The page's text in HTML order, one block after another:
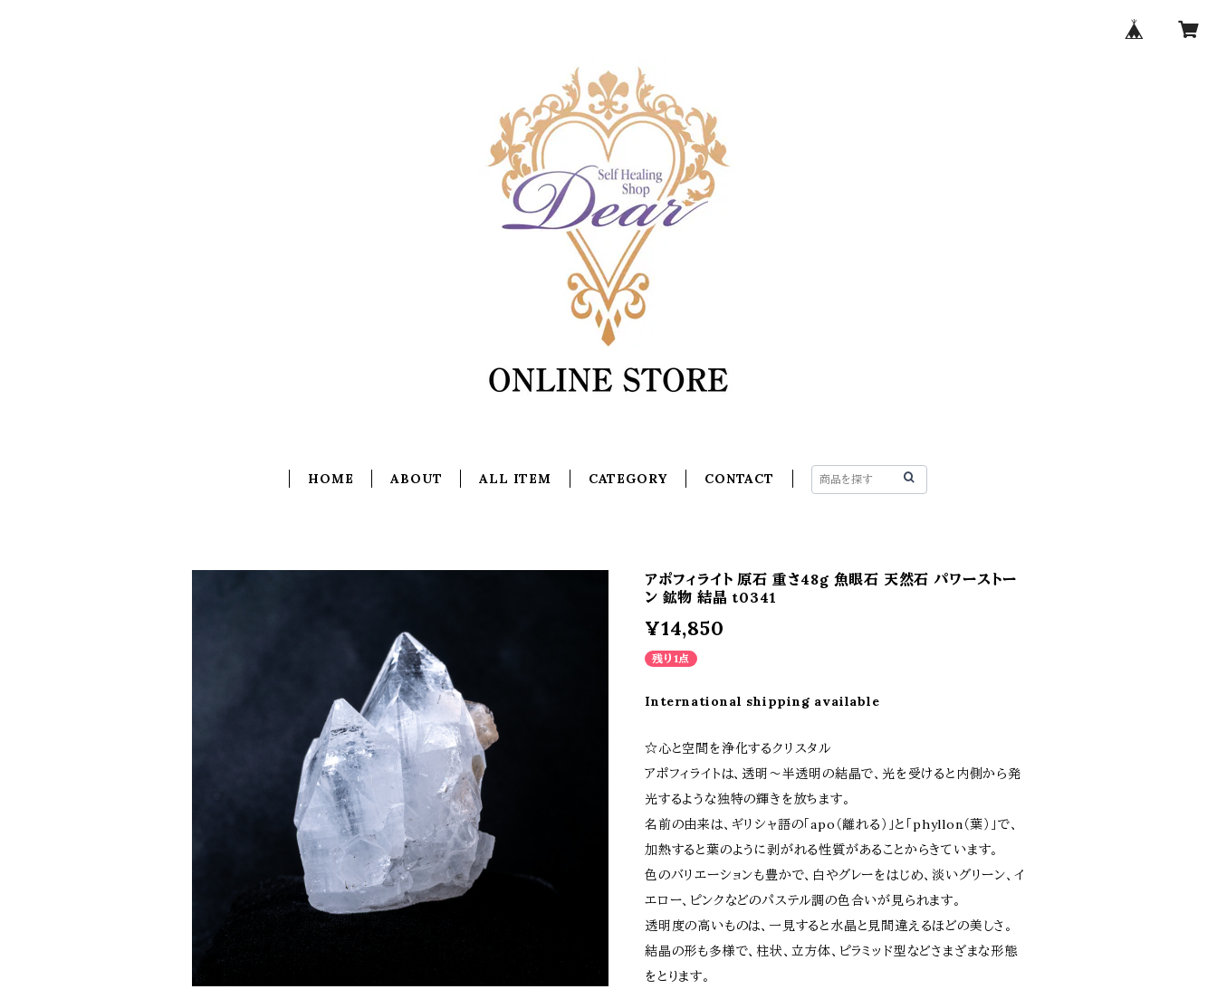
HOME ABOUT ALL ITEM CATEGORY CONTACT
アポフィライト 原石 重さ48g 魚眼石 天然石 パワーストー
ン 鉱物 結晶 t0341
¥14,850
残り1点
International shipping available
☆心と空間を浄化するクリスタル
アポフィライトは、透明～半透明の結晶で、光を受けると内側から発
光するような独特の輝きを放ちます。
名前の由来は、ギリシャ語の「apo（離れる）」と「phyllon（葉）」で、
加熱すると葉のように剥がれる性質があることからきています。
色のバリエーションも豊かで、白やグレーをはじめ、淡いグリーン、イ
エロー、ピンクなどのパステル調の色合いが見られます。
透明度の高いものは、一見すると水晶と見間違えるほどの美しさ。
結晶の形も多様で、柱状、立方体、ピラミッド型などさまざまな形態
をとります。